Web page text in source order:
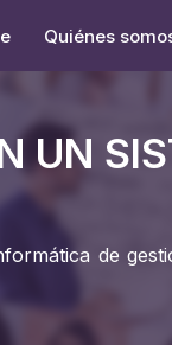
Quiénes
UN
de